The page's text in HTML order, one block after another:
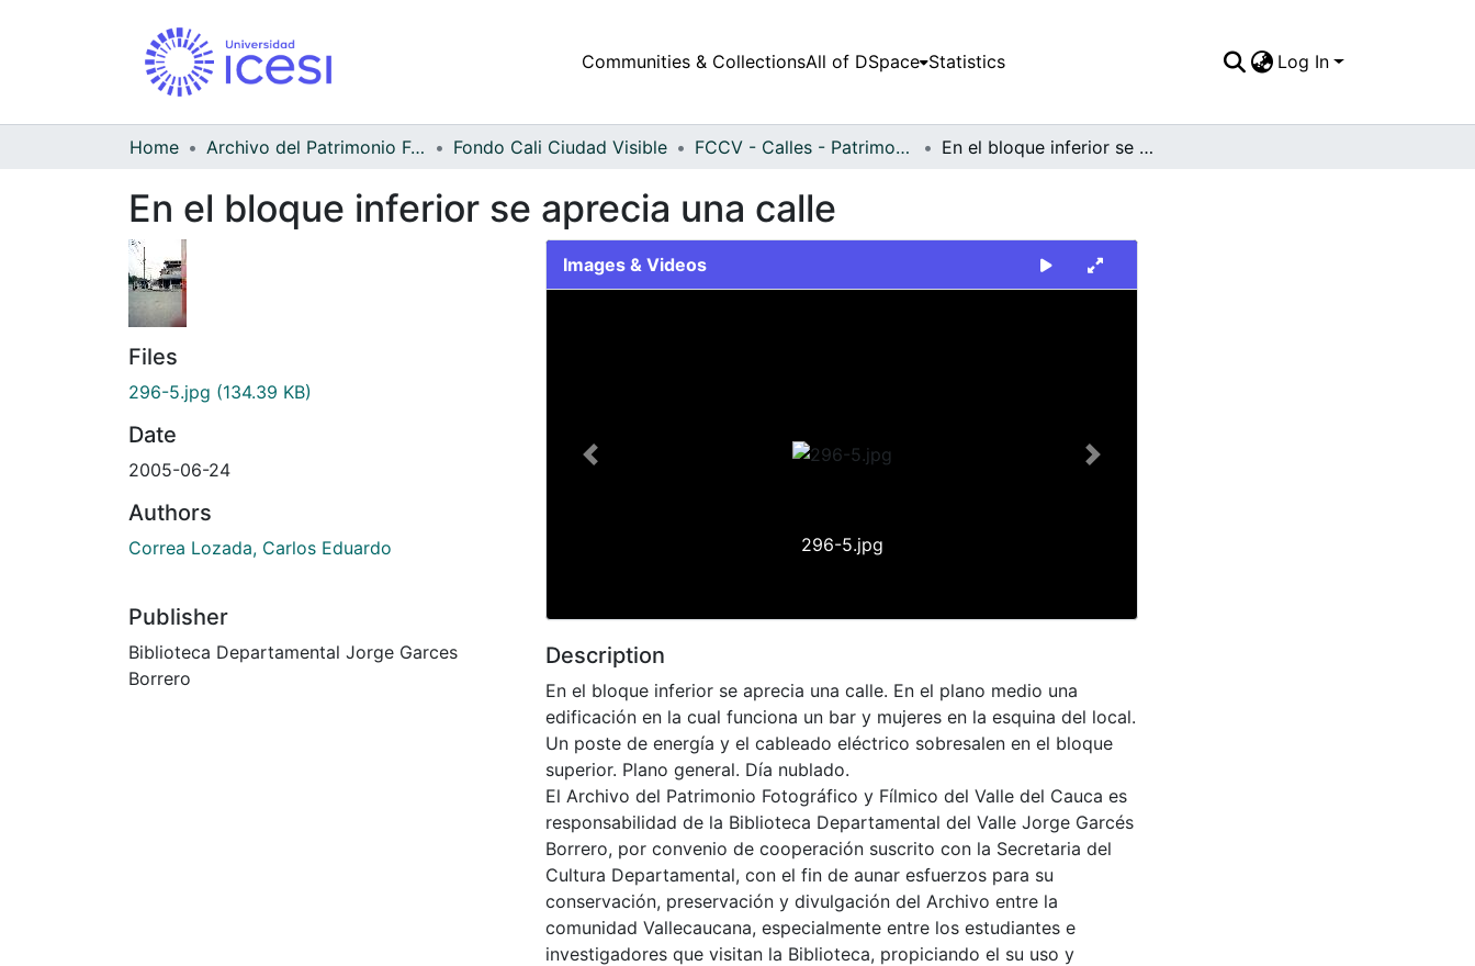
Communities & CollectionsAll of DSpace Statistics Log In
Home Archivo del Patrimonio Fotográfico y Fílmico del Valle del Cauca Fondo Cali Ciudad Visible FCCV - Calles - Patrimonial En el bloque inferior se aprecia una calle
En el bloque inferior se aprecia una calle
Files
296-5.jpg (134.39 KB)
Date
2005-06-24
Authors
Correa Lozada, Carlos Eduardo
Publisher
Biblioteca Departamental Jorge Garces
Borrero
Images & Videos
296-5.jpg
Previous Next
Description
En el bloque inferior se aprecia una calle. En el plano medio una
edificación en la cual funciona un bar y mujeres en la esquina del local.
Un poste de energía y el cableado eléctrico sobresalen en el bloque
superior. Plano general. Día nublado.
El Archivo del Patrimonio Fotográfico y Fílmico del Valle del Cauca es
responsabilidad de la Biblioteca Departamental del Valle Jorge Garcés
Borrero, por convenio de cooperación suscrito con la Secretaria del
Cultura Departamental, con el fin de aunar esfuerzos para su
conservación, preservación y divulgación del Archivo entre la
comunidad Vallecaucana, especialmente entre los estudiantes e
investigadores que visitan la Biblioteca, propiciando el su uso y